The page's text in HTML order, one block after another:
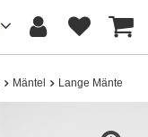
Mäntel Lange Mäntel